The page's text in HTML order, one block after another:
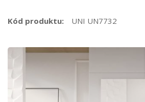
Kód produktu: UNI UN7732